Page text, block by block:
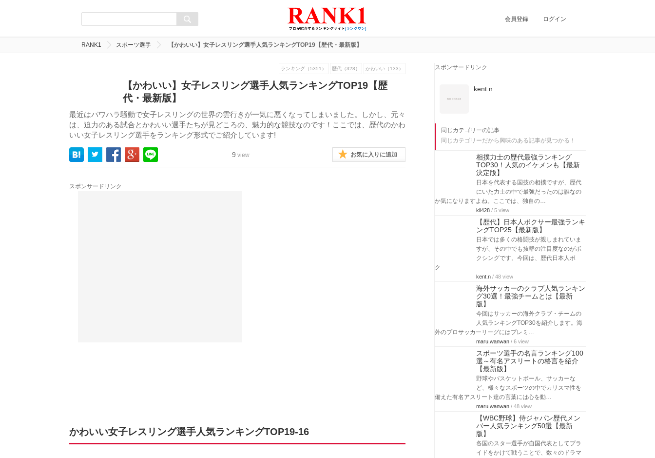
会員登録 ログイン
RANK1 スポーツ選手 【かわいい】女子レスリング選手人気ランキングTOP19【歴代・最新版】
ランキング（5351） 歴代（328） かわいい（133）
【かわいい】女子レスリング選手人気ランキングTOP19【歴
代・最新版】
最近はパワハラ騒動で女子レスリングの世界の雲行きが一気に悪くなってしまいました。しかし、元々
は、迫力のある試合とかわいい選手たちが見どころの、魅力的な競技なのです！ここでは、歴代のかわ
いい女子レスリング選手をランキング形式でご紹介しています!
9 view お気に入りに追加
スポンサードリンク
かわいい女子レスリング選手人気ランキングTOP19-16
スポンサードリンク
kent.n
同じカテゴリーの記事
同じカテゴリーだから興味のある記事が見つかる！
相撲力士の歴代最強ランキング
TOP30！人気のイケメンも【最新
決定版】
日本を代表する国技の相撲ですが、歴代
にいた力士の中で最強だったのは誰なの
か気になりますよね。ここでは、独自の…
kii428 / 5 view
【歴代】日本人ボクサー最強ランキ
ングTOP25【最新版】
日本では多くの格闘技が親しまれていま
すが、その中でも抜群の注目度なのがボ
クシングです。今回は、歴代日本人ボ
ク…
kent.n / 48 view
海外サッカーのクラブ人気ランキン
グ30選！最強チームとは【最新
版】
今回はサッカーの海外クラブ・チームの
人気ランキングTOP30を紹介します。海
外のプロサッカーリーグにはプレミ…
maru.wanwan / 6 view
スポーツ選手の名言ランキング100
選～有名アスリートの格言を紹介
【最新版】
野球やバスケットボール、サッカーな
ど、様々なスポーツの中でカリスマ性を
備えた有名アスリート達の言葉には心を動…
maru.wanwan / 48 view
【WBC野球】侍ジャパン歴代メン
バー人気ランキング50選【最新
版】
各国のスター選手が自国代表としてプラ
イドをかけて戦うことで、数々のドラマ